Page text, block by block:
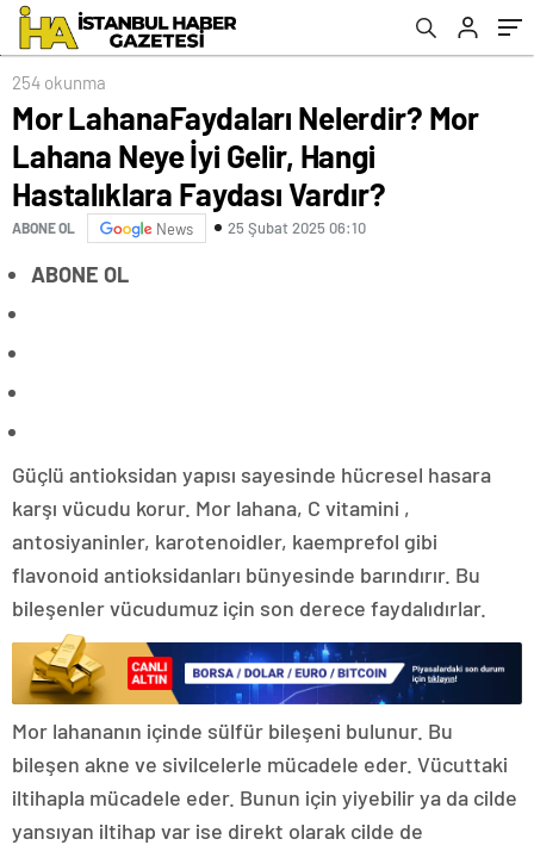
Vardır?
254 okunma
Mor LahanaFaydaları Nelerdir? Mor
Lahana Neye İyi Gelir, Hangi
Hastalıklara Faydası Vardır?
ABONE OL News 25 Şubat 2025 06:10
ABONE OL
Güçlü antioksidan yapısı sayesinde hücresel hasara
karşı vücudu korur. Mor lahana, C vitamini ,
antosiyaninler, karotenoidler, kaemprefol gibi
flavonoid antioksidanları bünyesinde barındırır. Bu
bileşenler vücudumuz için son derece faydalıdırlar.
Mor lahananın içinde sülfür bileşeni bulunur. Bu
bileşen akne ve sivilcelerle mücadele eder. Vücuttaki
iltihapla mücadele eder. Bunun için yiyebilir ya da cilde
yansıyan iltihap var ise direkt olarak cilde de